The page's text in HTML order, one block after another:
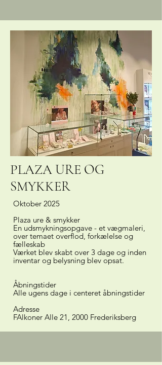
PLAZA URE OG
SMYKKER
Oktober 2025
Plaza ure & smykker
En udsmykningsopgave - et vægmaleri,
over temaet overflod, forkælelse og
fælleskab
Værket blev skabt over 3 dage og inden
inventar og belysning blev opsat.
Åbningstider
Alle ugens dage i centeret åbningstider
Adresse
FAlkoner Alle 21, 2000 Frederiksberg